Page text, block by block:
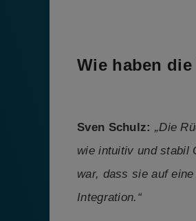
Wie haben
Sven Schulz: „Die
wie intuitiv und stabil
war, dass sie auf
Integration.“